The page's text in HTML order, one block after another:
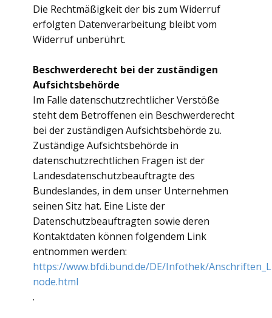
Die Rechtmäßigkeit der bis zum Widerruf
erfolgten Datenverarbeitung bleibt vom
Widerruf unberührt.
Beschwerderecht bei der zuständigen
Aufsichtsbehörde
Im Falle datenschutzrechtlicher Verstöße
steht dem Betroffenen ein Beschwerderecht
bei der zuständigen Aufsichtsbehörde zu.
Zuständige Aufsichtsbehörde in
datenschutzrechtlichen Fragen ist der
Landesdatenschutzbeauftragte des
Bundeslandes, in dem unser Unternehmen
seinen Sitz hat. Eine Liste der
Datenschutzbeauftragten sowie deren
Kontaktdaten können folgendem Link
entnommen werden:
https://www.bfdi.bund.de/DE/Infothek/
node.html
.